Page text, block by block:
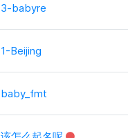
3-babyre
1-Beijing
baby_fmt